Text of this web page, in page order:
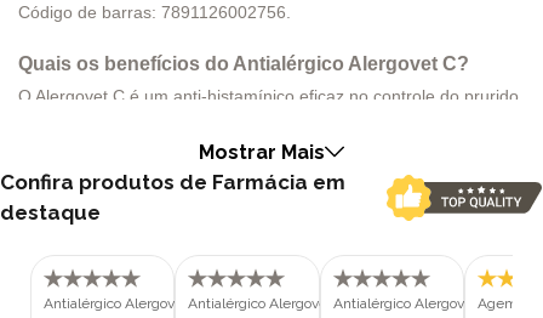
Código de barras: 7891126002756
Quais os benefícios do Antialérgico Alergovet C?
O Alergovet C é um anti-histamínico eficaz no controle do prurido,
picadas de insetos em cães e gatos de até 15kg.
Atua bloqueando os efeitos da histamina, substância que causa
coceira e outros sintomas alérgicos, proporcionando alívio rápido;
proporcionando mais conforto ao animal e ajudando na
cicatrização de lesões;
Mostrar Mais
Confira produtos de Farmácia em
destaque
Antialérgico Alergovet C 0,7mg paraAntialérgico Alergovet C 1,4mg paraAntialérgico Alergovet C 1,4mg
Agemoxi